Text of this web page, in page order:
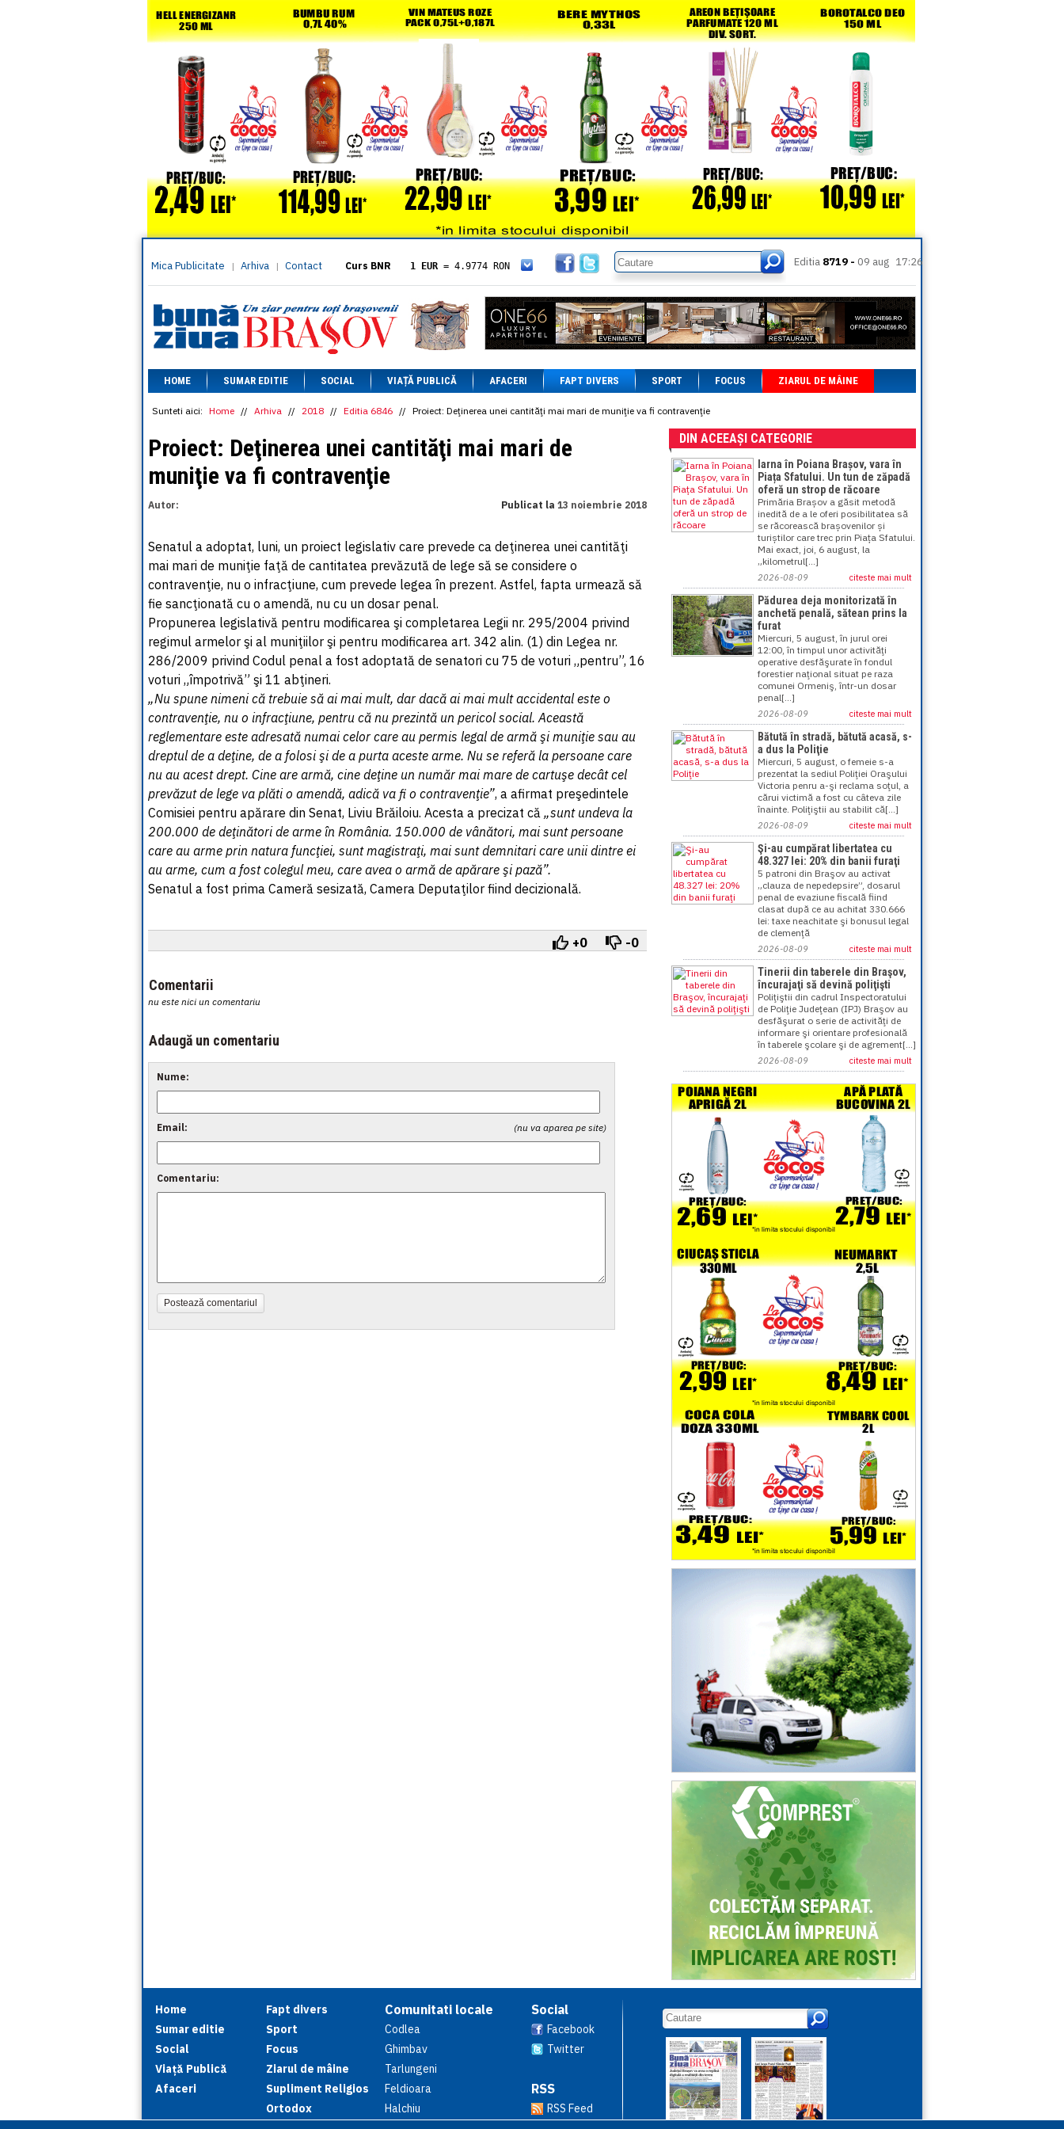
Mica Publicitate | Arhiva | Contact Curs BNR 1 EUR = 4.9774 RON
= 5.8304 RON
1 XAU= 464.4611 RON
1 AED= 1.1933 RON
1 AUD= 2.7957 RON
1 BGN= 2.5449 RON
1 CAD= 3.1559 RON
1 CHF= 5.2813 RON
1 CNY= 0.6015 RON
1 DKK = 0.6668 RON
1 EGP = 0.0860 RON
= 0.3047 RON
1 NOK= 0.4191 RON
1 NZD= 2.6097 RON
1 PLN= 1.1646 RON
1 RSD
= 0.0425 RON
1 RUB
1 SEK = 0.4526 RON
1 TRY= 0.1141 RON
1 XDR= 5.9383 RON
Editia 8719 - 09 aug 17:26
HOME SUMAR EDITIE SOCIAL VIAȚĂ PUBLICĂ AFACERI FAPT DIVERS SPORT FOCUS ZIARUL DE MÂINE
Sunteti aici: Home // Arhiva // 2018 // Editia 6846 // Proiect: Deţinerea unei cantităţi mai mari de muniţie va fi contravenţie
Proiect: Deţinerea unei cantităţi mai mari de
muniţie va fi contravenţie
Autor: Publicat la 13 noiembrie 2018
Senatul a adoptat, luni, un proiect legislativ care prevede ca deţinerea unei cantităţi
mai mari de muniţie faţă de cantitatea prevăzută de lege să se considere o
contravenţie, nu o infracţiune, cum prevede legea în prezent. Astfel, fapta urmează să
fie sancţionată cu o amendă, nu cu un dosar penal.
Propunerea legislativă pentru modificarea şi completarea Legii nr. 295/2004 privind
regimul armelor şi al muniţiilor şi pentru modificarea art. 342 alin. (1) din Legea nr.
286/2009 privind Codul penal a fost adoptată de senatori cu 75 de voturi „pentru”, 16
voturi „împotrivă” şi 11 abţineri.
„Nu spune nimeni că trebuie să ai mai mult, dar dacă ai mai mult accidental este o
contravenţie, nu o infracţiune, pentru că nu prezintă un pericol social. Această
reglementare este adresată numai celor care au permis legal de armă şi muniţie sau au
dreptul de a deţine, de a folosi şi de a purta aceste arme. Nu se referă la persoane care
nu au acest drept. Cine are armă, cine deţine un număr mai mare de cartuşe decât cel
prevăzut de lege va plăti o amendă, adică va fi o contravenţie”, a afirmat preşedintele
Comisiei pentru apărare din Senat, Liviu Brăiloiu. Acesta a precizat că „sunt undeva la
200.000 de deţinători de arme în România. 150.000 de vânători, mai sunt persoane
care au arme prin natura funcţiei, sunt magistraţi, mai sunt demnitari care unii dintre ei
au arme, cum a fost colegul meu, care avea o armă de apărare şi pază”.
Senatul a fost prima Cameră sesizată, Camera Deputaţilor fiind decizională.
+0 -0
Comentarii
nu este nici un comentariu
Adaugă un comentariu
Nume:
(nu va aparea pe site)
Email:
Comentariu:
Postează comentariul
DIN ACEEAȘI CATEGORIE
Iarna în Poiana Brașov, vara în
Piața Sfatului. Un tun de zăpadă
oferă un strop de răcoare
Primăria Brașov a găsit metodă
inedită de a le oferi posibilitatea să
se răcorească brașovenilor și
turiștilor care trec prin Piața Sfatului.
Mai exact, joi, 6 august, la
„kilometrul[...]
2026-08-09 citeste mai mult
Pădurea deja monitorizată în
anchetă penală, sătean prins la
furat
Miercuri, 5 august, în jurul orei
12:00, în timpul unor activităţi
operative desfăşurate în fondul
forestier naţional situat pe raza
comunei Ormeniş, într-un dosar
penal[...]
2026-08-09 citeste mai mult
Bătută în stradă, bătută acasă, s-
a dus la Poliţie
Miercuri, 5 august, o femeie s-a
prezentat la sediul Poliţiei Oraşului
Victoria penru a-şi reclama soţul, a
cărui victimă a fost cu câteva zile
înainte. Poliţiştii au stabilit că[...]
2026-08-09 citeste mai mult
Şi-au cumpărat libertatea cu
48.327 lei: 20% din banii furaţi
5 patroni din Braşov au activat
„clauza de nepedepsire”, dosarul
penal de evaziune fiscală fiind
clasat după ce au achitat 330.666
lei: taxe neachitate şi bonusul legal
de clemenţă
2026-08-09 citeste mai mult
Tinerii din taberele din Braşov,
încurajaţi să devină poliţişti
Poliţiştii din cadrul Inspectoratului
de Poliţie Judeţean (IPJ) Braşov au
desfăşurat o serie de activităţi de
informare şi orientare profesională
în taberele şcolare şi de agrement[...]
2026-08-09 citeste mai mult
Home
Sumar editie
Social
Viață Publică
Afaceri
Fapt divers
Sport
Focus
Ziarul de mâine
Supliment Religios
Ortodox
Comunitati locale
Codlea
Ghimbav
Tarlungeni
Feldioara
Halchiu
Social
Facebook
Twitter
RSS
RSS Feed